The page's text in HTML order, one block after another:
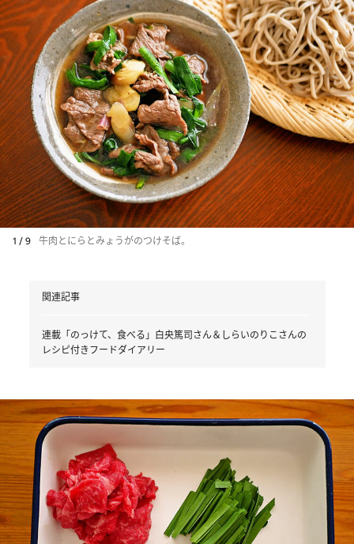
1 / 9 牛肉とにらとみょうがのつけそば。
関連記事
連載「のっけて、食べる」白央篤司さん＆しらいのりこさんの
レシピ付きフードダイアリー